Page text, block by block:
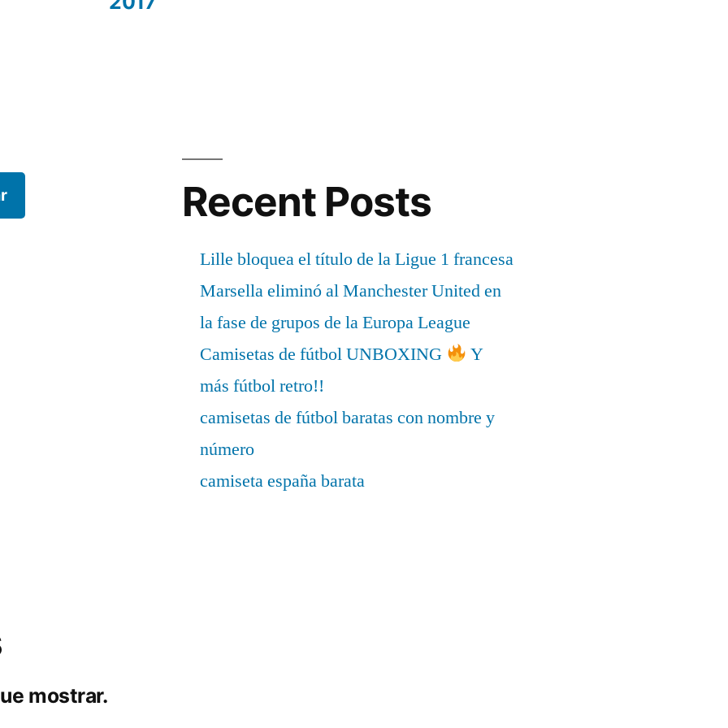
Recent Posts
Lille bloquea el título de la Ligue 1 francesa
Marsella eliminó al Manchester United en
la fase de grupos de la Europa League
Camisetas de fútbol UNBOXING
Y
más fútbol retro!!
camisetas de fútbol baratas con nombre y
número
camiseta españa barata
mostrar.